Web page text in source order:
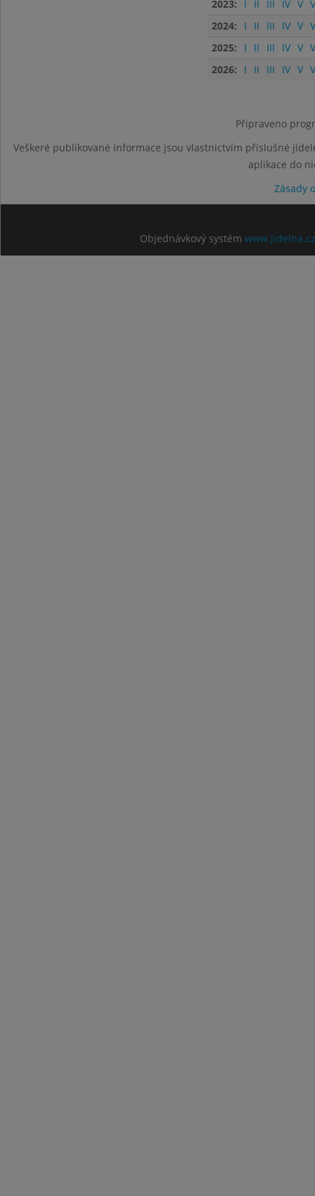
2023: I II III IV V
2024:
I II III IV V
2025:
I II III IV V
2026:
I II III IV V
Připraveno
Veškeré publikované informace jsou vlastnictvím příslušné
aplikace do
Zásady
Objednávkový systém www.jidelna.cz